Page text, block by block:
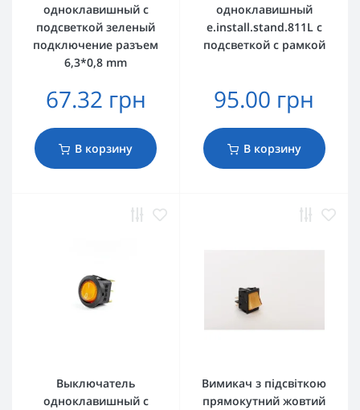
одноклавишный с
подсветкой зеленый
подключение разъем
6,3*0,8 mm
67.32 грн
В корзину
одноклавишный
e.install.stand.811L с
подсветкой с рамкой
95.00 грн
В корзину
Выключатель
одноклавишный с
Вимикач з підсвіткою
прямокутний жовтий